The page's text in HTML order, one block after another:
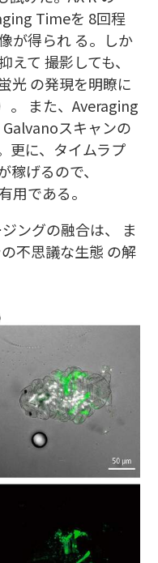
Timeを 8回程
が得られ る。しか
て 撮影しても、
光 の発現を明瞭に
。 また、Averaging
スキャンの
更に、タイムラプ
げるので、
用である。
ングの融合は、 ま
不思議な生態 の解